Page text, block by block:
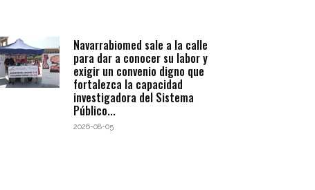
Navarrabiomed sale a la calle
para dar a conocer su labor y
exigir un convenio digno que
fortalezca la capacidad
investigadora del Sistema
Público...
2026-08-05